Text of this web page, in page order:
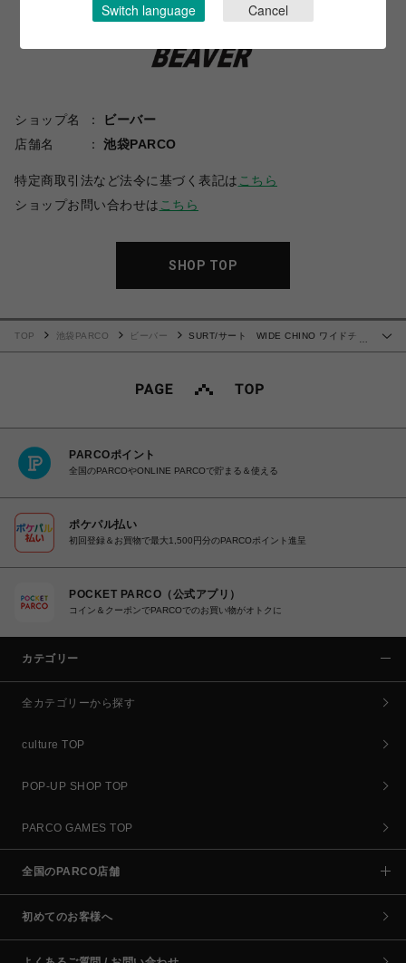
ショップ名
ビーバー
店舗名
池袋PARCO
特定商取引法など法令に基づく表記は こちら
ショップお問い合わせは こちら
SHOP TOP
TOP 池袋PARCO ビーバー
SURT/サート WIDE CHINO ワイドチ
PARCOポイント
全国のPARCOやONLINE PARCOで貯まる＆使える
ポケパル払い
初回登録＆お買物で最大1,500円分のPARCOポイント進呈
POCKET PARCO（公式アプリ）
コイン＆クーポンでPARCOでのお買い物がオトクに
カテゴリー
全カテゴリーから探す
culture TOP
POP-UP SHOP TOP
PARCO GAMES TOP
全国のPARCO店舗
初めてのお客様へ
Switch language Cancel